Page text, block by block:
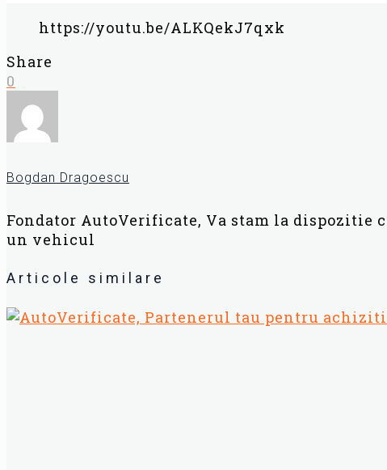
https://youtu.be/ALKQekJ7qxk
Share
0
Bogdan Dragoescu
Fondator AutoVerificate, Va stam la
un vehicul
Articole similare